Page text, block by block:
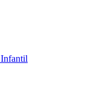
Infantil